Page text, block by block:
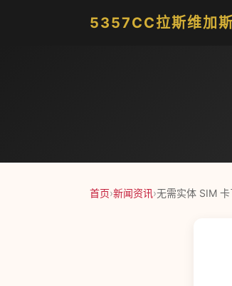
5357CC拉斯维加
首页›新闻资讯›无需实体 SIM